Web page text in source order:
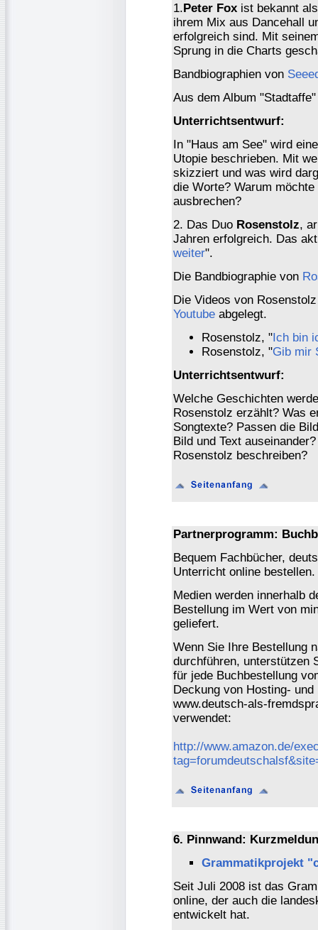
1.Peter Fox ist bekannt
ihrem Mix aus Dancehall
erfolgreich sind. Mit
Sprung in die Charts
Bandbiographien von
Aus dem Album
Unterrichtsentwurf:
In "Haus am See" wird
Utopie beschrieben. Mit
skizziert und was wird
die Worte? Warum
ausbrechen?
2. Das Duo Rosenstolz,
Jahren erfolgreich. Das
weiter".
Die Bandbiographie von
Die Videos von
Youtube abgelegt.
Rosenstolz, "Ich bin
Rosenstolz, "Gib mir
Unterrichtsentwurf:
Welche Geschichten
Rosenstolz erzählt? Was
Songtexte? Passen die
Bild und Text
Rosenstolz beschreiben?
Partnerprogramm:
Bequem Fachbücher,
Unterricht online bestellen.
Medien werden innerhalb
Bestellung im Wert von
geliefert.
Wenn Sie Ihre Bestellung
durchführen, unterstützen
für jede Buchbestellung
Deckung von Hosting-
www.deutsch-als-
verwendet:
http://www.amazon.de/
6. Pinnwand:
Grammatikprojekt
Seit Juli 2008 ist das
online, der auch die
entwickelt hat.